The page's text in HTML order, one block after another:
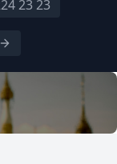
23 23